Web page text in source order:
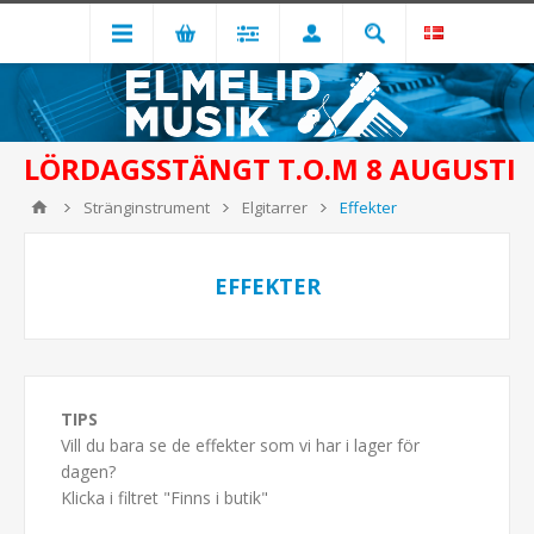
LÖRDAGSSTÄNGT T.O.M 8 AUGUSTI
Stränginstrument Elgitarrer Effekter
EFFEKTER
TIPS
Vill du bara se de effekter som vi har i lager för
dagen?
Klicka i filtret "Finns i butik"